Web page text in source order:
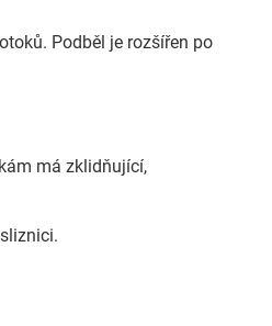
Podběl je rozšířen po
má zklidňující,